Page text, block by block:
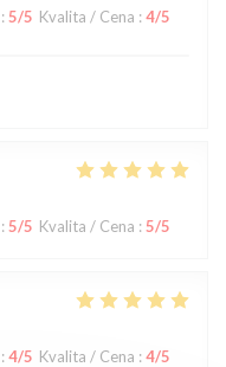
: 5/5 Kvalita / Cena : 4/5
: 5/5 Kvalita / Cena : 5/5
: 4/5 Kvalita / Cena : 4/5